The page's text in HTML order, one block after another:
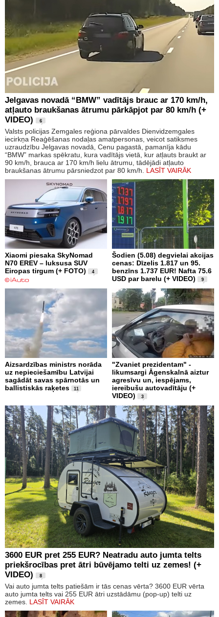
Jelgavas novadā “BMW” vadītājs brauc ar 170 km/h,
atļauto braukšanas ātrumu pārkāpjot par 80 km/h (+
VIDEO)
6
Valsts policijas Zemgales reģiona pārvaldes Dienvidzemgales
iecirkņa Reaģēšanas nodaļas amatpersonas, veicot satiksmes
uzraudzību Jelgavas novadā, Cenu pagastā, pamanīja kādu
“BMW” markas spēkratu, kura vadītājs vietā, kur atļauts braukt ar
90 km/h, brauca ar 170 km/h lielu ātrumu, tādējādi atļauto
braukšanas ātrumu pārsniedzot par 80 km/h. LASĪT VAIRĀK
Xiaomi piesaka SkyNomad
N70 EREV – luksusa SUV
Eiropas tirgum (+ FOTO)
4
Šodien (5.08) degvielai akcijas
cenas: Dīzelis 1.817 un 95.
benzīns 1.737 EUR! Nafta 75.6
USD par barelu (+ VIDEO)
9
Aizsardzības ministrs norāda
uz nepieciešamību Latvijai
sagādāt savas spārnotās un
ballistiskās raķetes
11
"Zvaniet prezidentam" -
likumsargi Āgenskalnā aiztur
agresīvu un, iespējams,
iereibušu autovadītāju (+
VIDEO)
3
3600 EUR pret 255 EUR? Neatradu auto jumta telts
priekšrocības pret ātri būvējamo telti uz zemes! (+
VIDEO)
8
Vai auto jumta telts patiešām ir tās cenas vērta? 3600 EUR vērta
auto jumta telts vai 255 EUR ātri uzstādāmu (pop-up) telti uz
zemes. LASĪT VAIRĀK